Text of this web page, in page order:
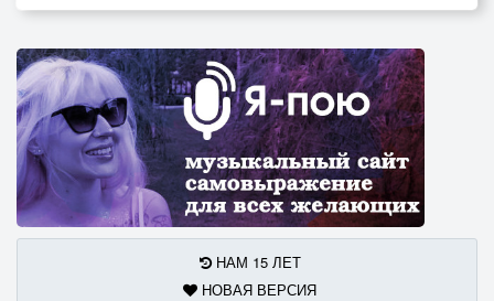
ДОРОГИ НЕТ
ХРИСТОВЫЙ СВЕТ
НОВОЕ ВИНО В МЕХА
ЗАЛЕЙ
………………
И ВЗЛЕТАЙ СКОРЕЙ
ПРИПЕВ: ГДЕ ТЫ….. ГДЕ ТЫ……
НАМ 15 ЛЕТ
НОВАЯ ВЕРСИЯ